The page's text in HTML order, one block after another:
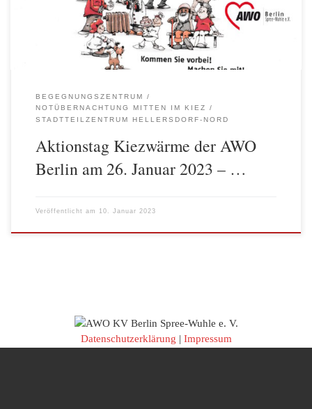
in den Kiezen ihre Türen, um Menschen in der […]
BEGEGNUNGSZENTRUM
NOTÜBERNACHTUNG MITTEN IM KIEZ
STADTTEILZENTRUM HELLERSDORF-NORD
Aktionstag Kiezwärme der AWO
Berlin am 26. Januar 2023 – …
Veröffentlicht am 10. Januar 2023
Datenschutzerklärung | Impressum